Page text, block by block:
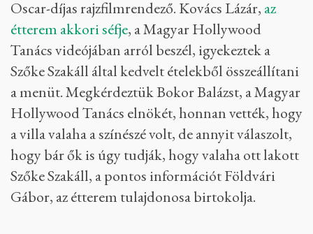
Oscar-díjas rajzfilmrendező. Kovács Lázár, az
étterem akkori séfje, a Magyar Hollywood
Tanács videójában arról beszél, igyekeztek a
Szőke Szakáll által kedvelt ételekből összeállítani
a menüt. Megkérdeztük Bokor Balázst, a Magyar
Hollywood Tanács elnökét, honnan vették, hogy
a villa valaha a színészé volt, de annyit válaszolt,
hogy bár ők is úgy tudják, hogy valaha ott lakott
Szőke Szakáll, a pontos információt Földvári
Gábor, az étterem tulajdonosa birtokolja.